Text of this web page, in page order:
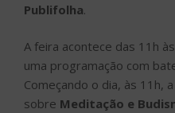
Publifolha.
A feira acontece das 11h
uma programação com
Começando o dia, às 11h,
sobre Meditação e